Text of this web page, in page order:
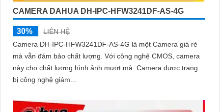
CAMERA DAHUA DH-IPC-HFW3241DF-AS-4G
30%
LIÊN HỆ
Camera DH-IPC-HFW3241DF-AS-4G là một Camera giá rẻ
mà vẫn đảm bảo chất lượng. Với công nghệ CMOS, camera
này cho chất lượng hình ảnh mượt mà. Camera được trang
bị công nghệ giám...